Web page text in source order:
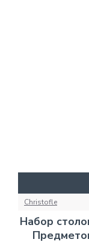
Christofle
Набор